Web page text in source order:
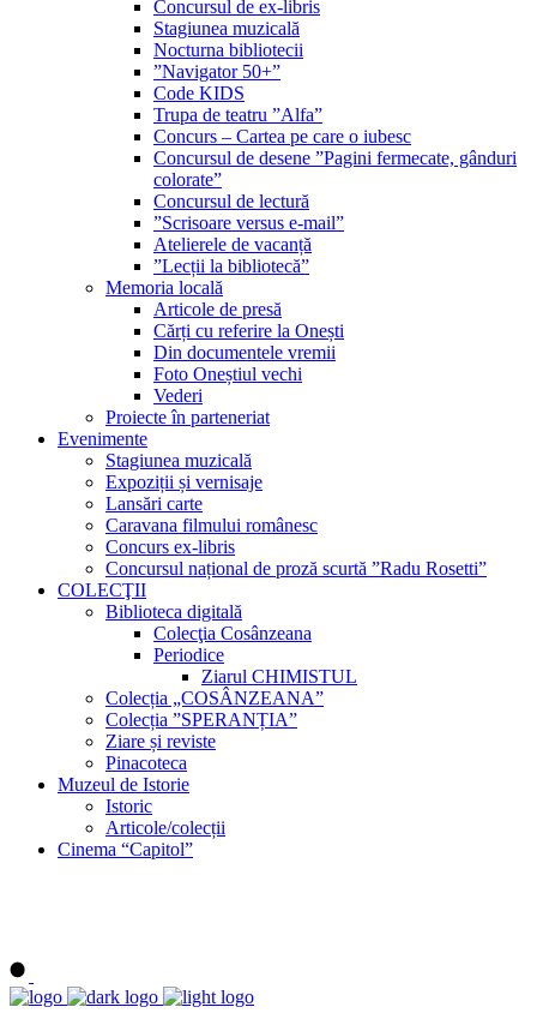
Concursul de ex-libris
Stagiunea muzicală
Nocturna bibliotecii
”Navigator 50+”
Code KIDS
Trupa de teatru ”Alfa”
Concurs – Cartea pe care o iubesc
Concursul de desene ”Pagini fermecate, gânduri
colorate”
Concursul de lectură
”Scrisoare versus e-mail”
Atelierele de vacanță
”Lecții la bibliotecă”
Memoria locală
Articole de presă
Cărți cu referire la Onești
Din documentele vremii
Foto Oneștiul vechi
Vederi
Proiecte în parteneriat
Evenimente
Stagiunea muzicală
Expoziții și vernisaje
Lansări carte
Caravana filmului românesc
Concurs ex-libris
Concursul național de proză scurtă ”Radu Rosetti”
COLECŢII
Biblioteca digitală
Colecţia Cosânzeana
Periodice
Ziarul CHIMISTUL
Colecția „COSÂNZEANA”
Colecția ”SPERANȚIA”
Ziare și reviste
Pinacoteca
Muzeul de Istorie
Istoric
Articole/colecții
Cinema “Capitol”